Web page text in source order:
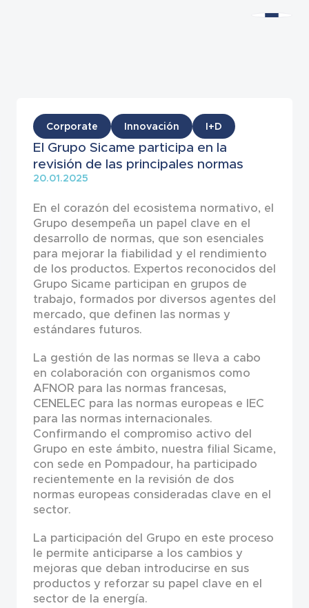
Noticias
Corporate Innovación I+D
El Grupo Sicame participa en la
revisión de las principales normas
20.01.2025
En el corazón del ecosistema normativo, el
Grupo desempeña un papel clave en el
desarrollo de normas, que son esenciales
para mejorar la fiabilidad y el rendimiento
de los productos. Expertos reconocidos del
Grupo Sicame participan en grupos de
trabajo, formados por diversos agentes del
mercado, que definen las normas y
estándares futuros.
La gestión de las normas se lleva a cabo
en colaboración con organismos como
AFNOR para las normas francesas,
CENELEC para las normas europeas e IEC
para las normas internacionales.
Confirmando el compromiso activo del
Grupo en este ámbito, nuestra filial Sicame,
con sede en Pompadour, ha participado
recientemente en la revisión de dos
normas europeas consideradas clave en el
sector.
La participación del Grupo en este proceso
le permite anticiparse a los cambios y
mejoras que deban introducirse en sus
productos y reforzar su papel clave en el
sector de la energía.